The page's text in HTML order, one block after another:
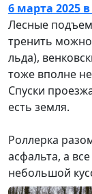
6 марта 2025 в
Лесные
тренить
льда),
тоже вполне
Спуски
есть земля.
Роллерка
асфальта, а
небольшой